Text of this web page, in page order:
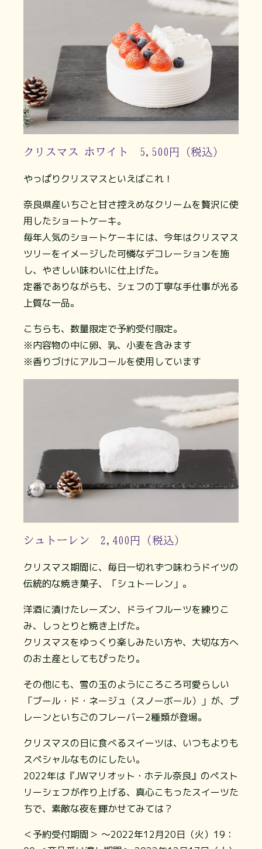
クリスマス ホワイト 5,500円（税込）
やっぱりクリスマスといえばこれ！
奈良県産いちごと甘さ控えめなクリームを贅沢に使
用したショートケーキ。
毎年人気のショートケーキには、今年はクリスマス
ツリーをイメージした可憐なデコレーションを施
し、やさしい味わいに仕上げた。
定番でありながらも、シェフの丁寧な手仕事が光る
上質な一品。
こちらも、数量限定で予約受付限定。
※内容物の中に卵、乳、小麦を含みます
※香りづけにアルコールを使用しています
シュトーレン 2,400円（税込）
クリスマス期間に、毎日一切れずつ味わうドイツの
伝統的な焼き菓子、「シュトーレン」。
洋酒に漬けたレーズン、ドライフルーツを練りこ
み、しっとりと焼き上げた。
クリスマスをゆっくり楽しみたい方や、大切な方へ
のお土産としてもぴったり。
その他にも、雪の玉のようにころころ可愛らしい
「ブール・ド・ネージュ（スノーボール）」が、プ
レーンといちごのフレーバー2種類が登場。
クリスマスの日に食べるスイーツは、いつもよりも
スペシャルなものにしたい。
2022年は『JWマリオット・ホテル奈良』のペスト
リーシェフが作り上げる、真心こもったスイーツた
ちで、素敵な夜を輝かせてみては？
＜予約受付期間＞ 〜2022年12月20日（火）19：